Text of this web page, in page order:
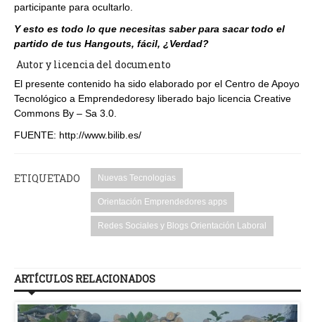
participante para ocultarlo.
Y esto es todo lo que necesitas saber para sacar todo el
partido de tus Hangouts, fácil, ¿Verdad?
Autor y licencia del documento
El presente contenido ha sido elaborado por el Centro de Apoyo
Tecnológico a Emprendedoresy liberado bajo licencia Creative
Commons By – Sa 3.0.
FUENTE: http://www.bilib.es/
ETIQUETADO Nuevas Tecnologias
Orientación Emprendedores apps
Redes Sociales y Blogs Orientación Laboral
ARTÍCULOS RELACIONADOS